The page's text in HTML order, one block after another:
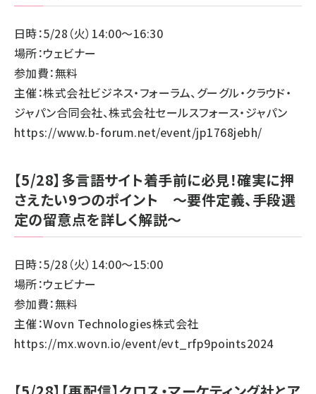
日時：5/28（火）14:00～16:30
場所：ウェビナー
参加費：無料
主催：株式会社ビジネス・フォーラム、グーグル・クラウド・
ジャパン合同会社、株式会社セールスフォース・ジャパン
https://www.b-forum.net/event/jp1768jebh/
【5/28】多言語サイト着手前に必見！確実に押
さえたい9つのポイント 〜要件定義、手段選
定の留意点を詳しく解説〜
日時：5/28（火）14:00～15:00
場所：ウェビナー
参加費：無料
主催：Wovn Technologies株式会社
https://mx.wovn.io/event/evt_rfp9points2024